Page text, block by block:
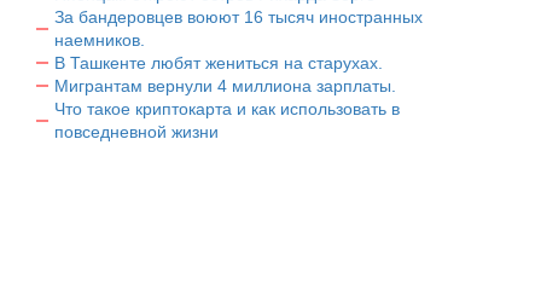
За бандеровцев воюют 16 тысяч иностранных
наемников.
В Ташкенте любят жениться на старухах.
Мигрантам вернули 4 миллиона зарплаты.
Что такое криптокарта и как использовать в
повседневной жизни